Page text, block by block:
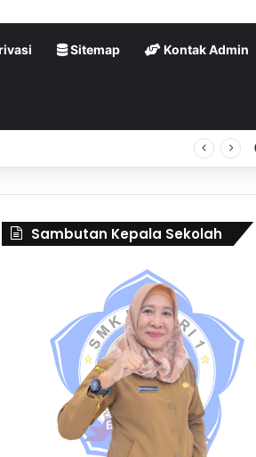
Sitemap Kontak Admin
Marching Day 2026
Sambutan Kepala Sekolah